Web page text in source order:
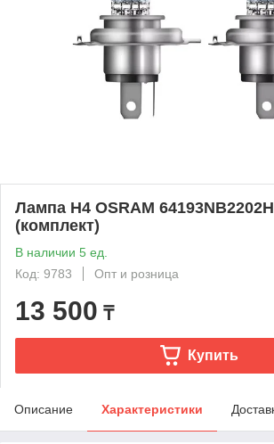
Лампа H4 OSRAM
(комплект)
В наличии 5 ед.
Код: 9783
Опт и розница
13 500 ₸
Купить
Описание Характеристики